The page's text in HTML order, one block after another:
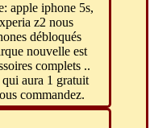
apple iphone 5s,
z2 nous
débloqués
nouvelle est
complets ..
aura 1 gratuit
commandez.